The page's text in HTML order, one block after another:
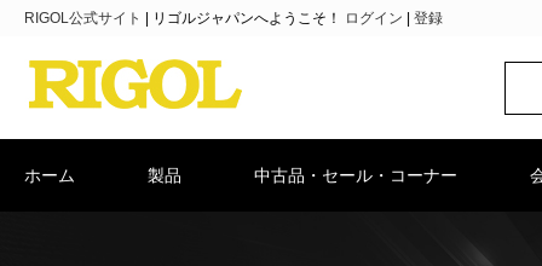
RIGOL公式サイト リゴルジャパンへようこそ！ ログイン 登録
ホーム 製品 中古品・セール・コーナー